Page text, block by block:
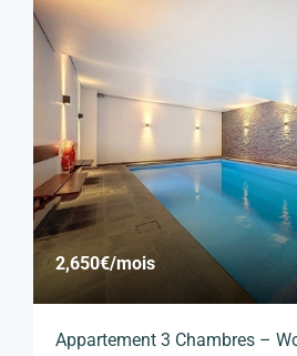
2,650€/mois
Appartement 3 Chambres –